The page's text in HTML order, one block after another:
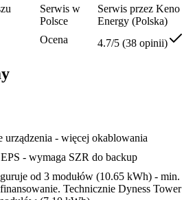
Serwis w
Polsce
Serwis przez Keno
Energy (Polska)
Ocena 4.7/5 (38 opinii)
urządzenia - więcej okablowania
- wymaga SZR do backup
od 3 modułów (10.65 kWh) - min.
Technicznie Dyness Tower